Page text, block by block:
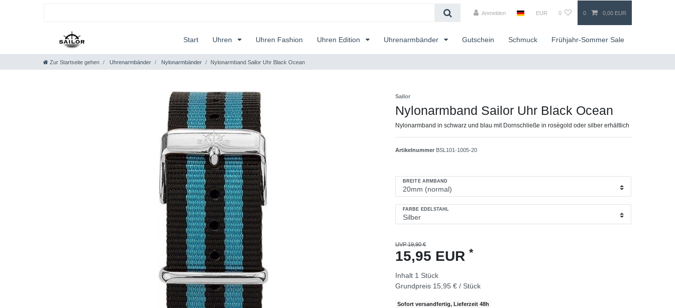
Anmelden EUR 0 0 0,00 EUR
Start Uhren Uhren Fashion Uhren Edition Uhrenarmbänder Gutschein Schmuck Frühjahr-Sommer Sale
Zur Startseite gehen Uhrenarmbänder Nylonarmbänder Nylonarmband Sailor Uhr Black Ocean
Sailor
Nylonarmband Sailor Uhr Black Ocean
Nylonarmband in schwarz und blau mit Dornschließe in rosègold oder silber erhältlich
Artikelnummer BSL101-1005-20
BREITE ARMBAND
FARBE EDELSTAHL
UVP 19,90 €
15,95 EUR *
Inhalt 1 Stück
Grundpreis 15,95 € / Stück
Sofort versandfertig, Lieferzeit 48h